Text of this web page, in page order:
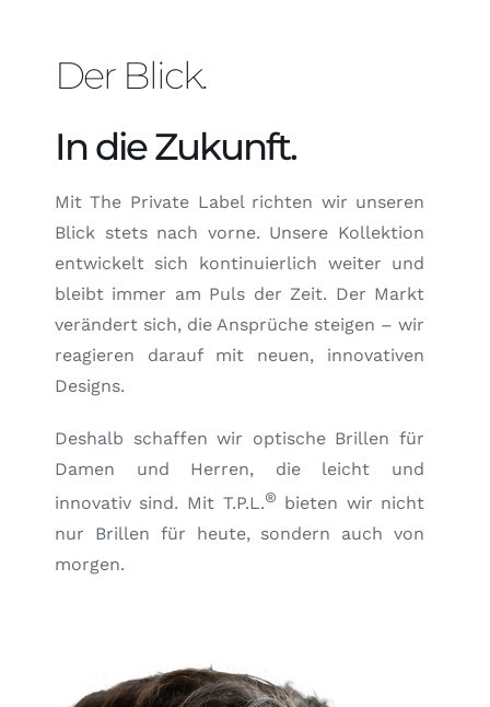
Der Blick.
In die Zukunft.
Mit The Private Label richten wir unseren
Blick stets nach vorne. Unsere Kollektion
entwickelt sich kontinuierlich weiter und
bleibt immer am Puls der Zeit. Der Markt
verändert sich, die Ansprüche steigen – wir
reagieren darauf mit neuen, innovativen
Designs.
Deshalb schaffen wir optische Brillen für
Damen und Herren, die leicht und
innovativ sind. Mit T.P.L.® bieten wir nicht
nur Brillen für heute, sondern auch von
morgen.